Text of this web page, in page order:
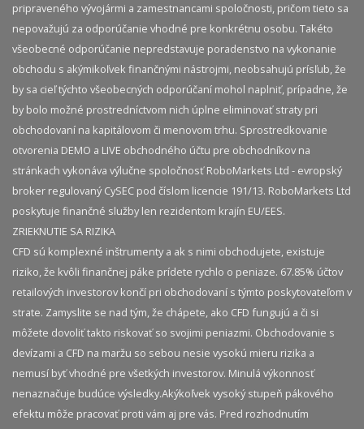
pripraveného vývojármi a zamestnancami spoločnosti, pričom tieto sa
nepovažujú za odporúčanie vhodné pre konkrétnu osobu. Takéto
všeobecné odporúčanie nepredstavuje poradenstvo na vykonanie
obchodu s akýmikoľvek finančnými nástrojmi, neobsahujú prísľub, že
by sa cieľ týchto všeobecných odporúčaní mohol naplniť, prípadne, že
by bolo možné prostredníctvom nich úplne eliminovať straty pri
obchodovaní na kapitálovom či menovom trhu. Sprostredkovanie
otvorenia DEMO a LIVE obchodného účtu pre obchodníkov na
stránkach vykonáva výlučne spoločnosť RoboMarkets Ltd - evropský
broker regulovaný CySEC pod číslom licencie 191/13. RoboMarkets Ltd
poskytuje finančné služby len rezidentom krajín EU/EES.
ZRIEKNUTIE SA RIZIKA
CFD sú komplexné inštrumenty a ak s nimi obchodujete, existuje
riziko, že kvôli finančnej páke prídete rychlo o peniaze. 67.85% účtov
retailových investorov končí pri obchodovaní s týmto poskytovateľom v
strate. Zamyslite se nad tým, že chápete, ako CFD fungujú a či si
môžete dovoliť takto riskovať so svojimi peniazmi. Obchodovanie s
devízami a CFD na maržu so sebou nesie vysokú mieru rizika a
nemusí byť vhodné pre všetkých investorov. Minulá výkonnosť
nenaznačuje budúce výsledky.​ Akýkoľvek vysoký stupeň pákového
efektu môže pracovať proti vám aj pre vás. Pred rozhodnutím